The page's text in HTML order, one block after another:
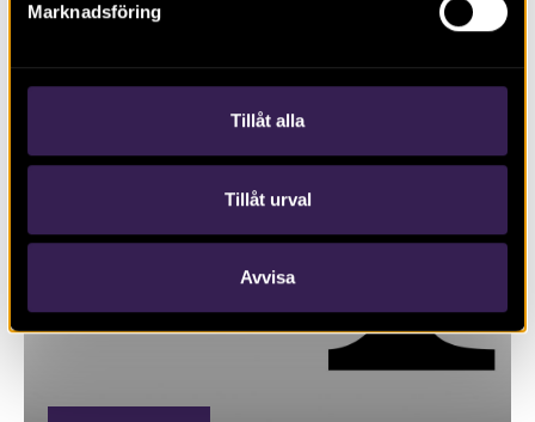
Marknadsföring
Tillåt alla
Tillåt urval
Avvisa
RAPPORT 2026:54
Förhistoriska boplatslämningar